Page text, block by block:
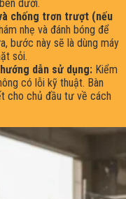
dưới.
chống trơn trượt (nếu
nhẹ và đánh bóng để
bước này sẽ là dùng máy
sỏi.
dẫn sử dụng: Kiểm
có lỗi kỹ thuật. Bàn
cho chủ đầu tư về cách